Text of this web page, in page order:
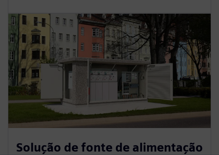
Solução de fonte de alimentação